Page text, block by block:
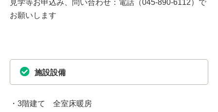
見学等お申込み、問い合わせ：電話（045-890-6112）で
お願いします
施設設備
・3階建て 全室床暖房